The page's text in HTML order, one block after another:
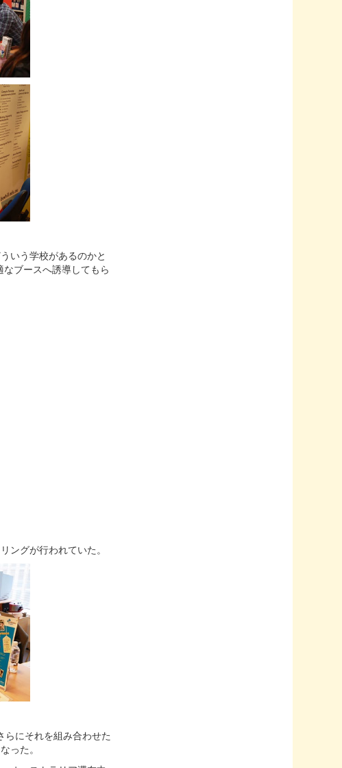
いう学校があるのかと
ブースへ誘導してもら
ングが行われていた。
らにそれを組み合わせた
った。